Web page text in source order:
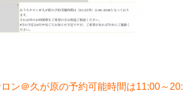
ン＠久が原の予約可能時間は11:00～